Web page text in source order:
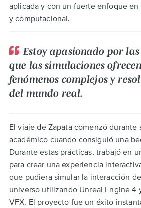
aplicada y con un fuerte enfoque en
y computacional.
Estoy apasionado por
que las simulaciones
fenómenos complejos y
del mundo real.
El viaje de Zapata comenzó durante
académico cuando consiguió una
Durante estas prácticas, trabajó en
para crear una experiencia
que pudiera simular la interacción
universo utilizando Unreal Engine 4
VFX. El proyecto fue un éxito